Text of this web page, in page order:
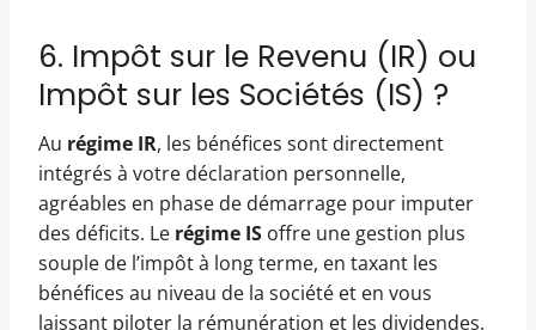
6. Impôt sur le Revenu (IR) ou
Impôt sur les Sociétés (IS) ?
Au régime IR, les bénéfices sont directement
intégrés à votre déclaration personnelle,
agréables en phase de démarrage pour imputer
des déficits. Le régime IS offre une gestion plus
souple de l’impôt à long terme, en taxant les
bénéfices au niveau de la société et en vous
laissant piloter la rémunération et les dividendes.